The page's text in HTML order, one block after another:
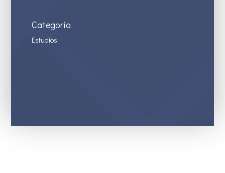
Categoría
Estudios